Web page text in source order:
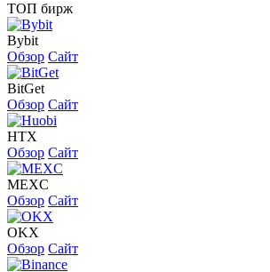
ТОП бирж
Bybit
Обзор Сайт
BitGet
Обзор Сайт
HTX
Обзор Сайт
MEXC
Обзор Сайт
OKX
Обзор Сайт